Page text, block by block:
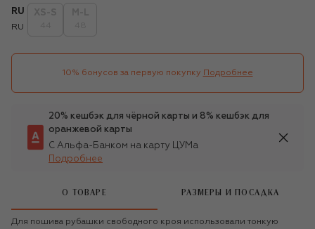
RU
RU
10% бонусов за первую покупку Подробнее
20% кешбэк для чёрной карты и 8% кешбэк для
оранжевой карты
С Альфа-Банком на карту ЦУМа
Подробнее
О ТОВАРЕ РАЗМЕРЫ И ПОСАДКА
Для пошива рубашки свободного кроя использовали тонкую